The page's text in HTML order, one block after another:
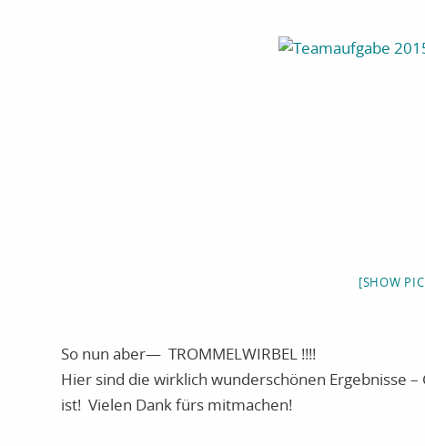
[SHOW
So nun aber— TROMMELWIRBEL !!!!
Hier sind die wirklich wunderschönen Ergebnisse
ist! Vielen Dank fürs mitmachen!